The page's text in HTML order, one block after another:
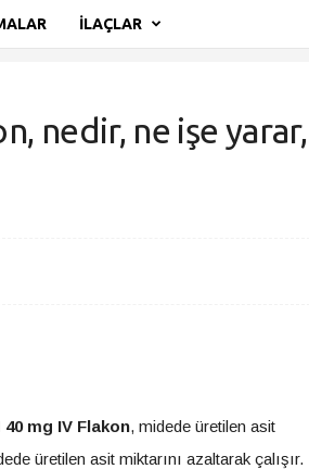
İLAÇLAR
nedir, ne işe yarar,
40 mg IV Flakon, midede üretilen asit
üretilen asit miktarını azaltarak çalışır.